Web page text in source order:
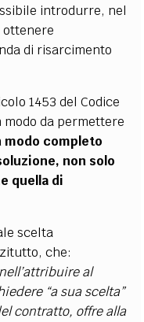
introdurre, nel
ottenere
di risarcimento
1453 del Codice
da permettere
completo
non solo
quella di
scelta
che:
al
“a sua scelta”
contratto, offre alla